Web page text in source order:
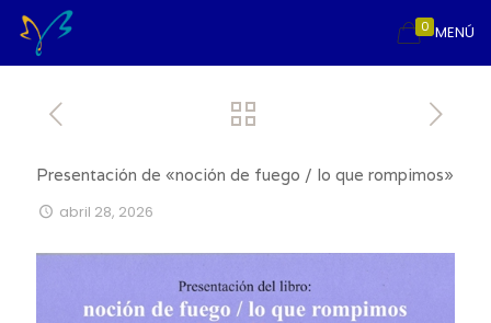
MENÚ
0
Presentación de «noción de fuego / lo que rompimos»
abril 28, 2026